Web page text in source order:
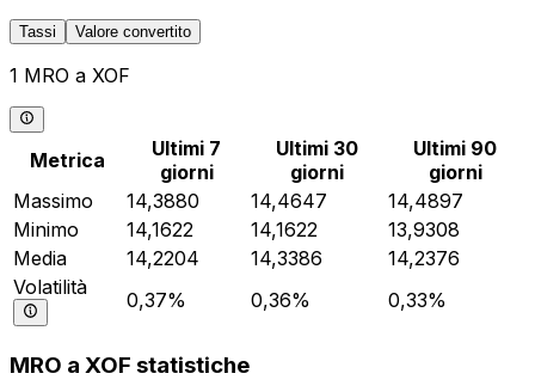
Tassi Valore convertito
1 MRO a XOF
Metrica
Ultimi 7
giorni
Ultimi 30
giorni
Ultimi 90
giorni
Massimo
14,3880 14,4647
14,4897
Minimo
14,1622 14,1622
13,9308
Media
14,2204 14,3386
14,2376
Volatilità
0,37% 0,36% 0,33%
MRO a XOF statistiche